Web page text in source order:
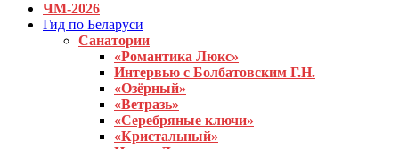
ЧМ-2026
Гид по Беларуси
Санатории
«Романтика Люкс»
Интервью с Болбатовским Г.Н.
«Озёрный»
«Ветразь»
«Серебряные ключи»
«Кристальный»